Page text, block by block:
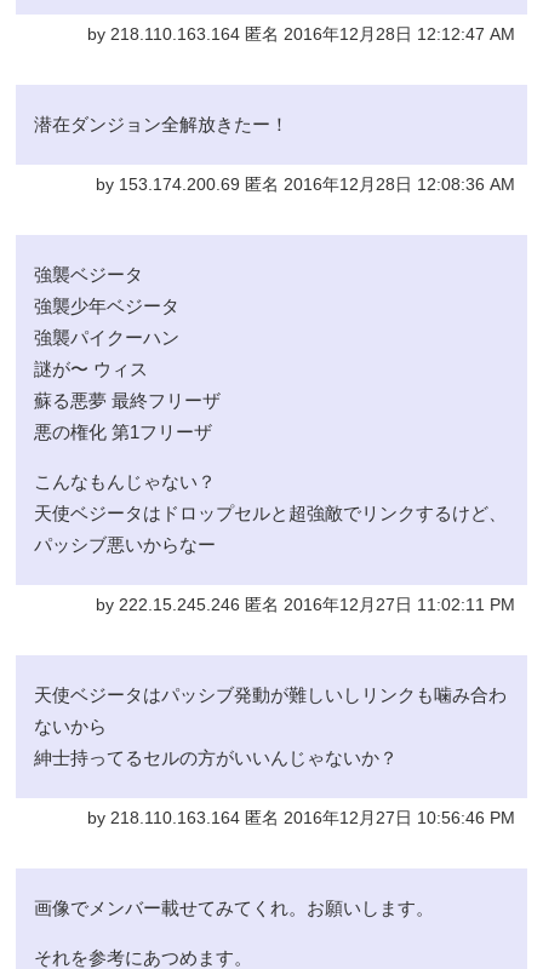
by 218.110.163.164 匿名 2016年12月28日 12:12:47 AM
潜在ダンジョン全解放きたー！
by 153.174.200.69 匿名 2016年12月28日 12:08:36 AM
強襲ベジータ
強襲少年ベジータ
強襲パイクーハン
謎が〜 ウィス
蘇る悪夢 最終フリーザ
悪の権化 第1フリーザ
こんなもんじゃない？
天使ベジータはドロップセルと超強敵でリンクするけど、
パッシブ悪いからなー
by 222.15.245.246 匿名 2016年12月27日 11:02:11 PM
天使ベジータはパッシブ発動が難しいしリンクも噛み合わ
ないから
紳士持ってるセルの方がいいんじゃないか？
by 218.110.163.164 匿名 2016年12月27日 10:56:46 PM
画像でメンバー載せてみてくれ。お願いします。
それを参考にあつめます。